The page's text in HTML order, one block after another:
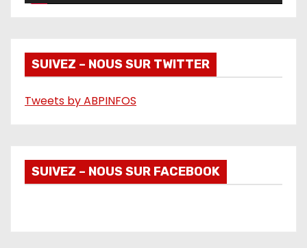
o
SUIVEZ – NOUS SUR TWITTER
Tweets by ABPINFOS
SUIVEZ – NOUS SUR FACEBOOK